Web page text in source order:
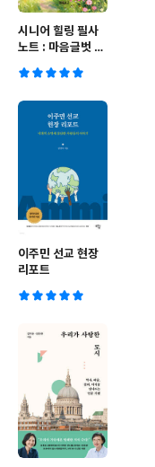
시니어 힐링 필사
노트 : 마음글벗 -
이주민 선교 현장
리포트